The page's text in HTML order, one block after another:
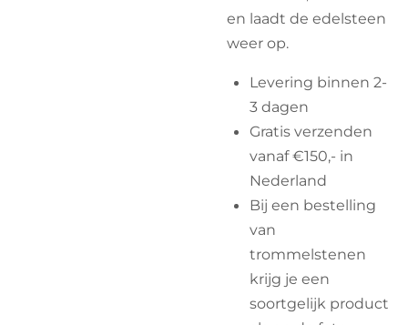
en laadt de edelsteen
weer op.
Levering binnen 2-
3 dagen
Gratis verzenden
vanaf €150,- in
Nederland
Bij een bestelling
van
trommelstenen
krijg je een
soortgelijk product